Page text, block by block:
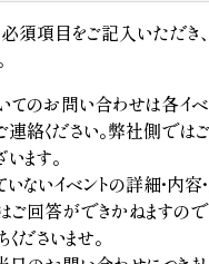
須項目をご記入いただき
てのお問い合わせは各イ
連絡ください。弊社側では
ます。
ないイベントの詳細・内容
ご回答ができかねますので
ださいませ。